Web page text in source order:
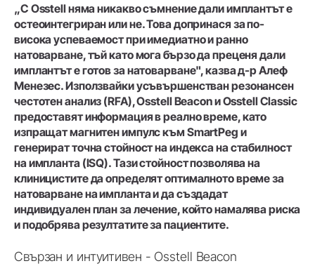
„С Osstell няма никакво съмнение дали имплантът е
остеоинтегриран или не. Това допринася за по-
висока успеваемост при имедиатно и ранно
натоварване, тъй като мога бързо да преценя дали
имплантът е готов за натоварване", казва д-р Алеф
Менезес. Използвайки усъвършенстван резонансен
честотен анализ (RFA), Osstell Beacon и Osstell Classic
предоставят информация в реално време, като
изпращат магнитен импулс към SmartPeg и
генерират точна стойност на индекса на стабилност
на импланта (ISQ). Тази стойност позволява на
клиницистите да определят оптималното време за
натоварване на импланта и да създадат
индивидуален план за лечение, който намалява риска
и подобрява резултатите за пациентите.
Свързан и интуитивен - Osstell Beacon